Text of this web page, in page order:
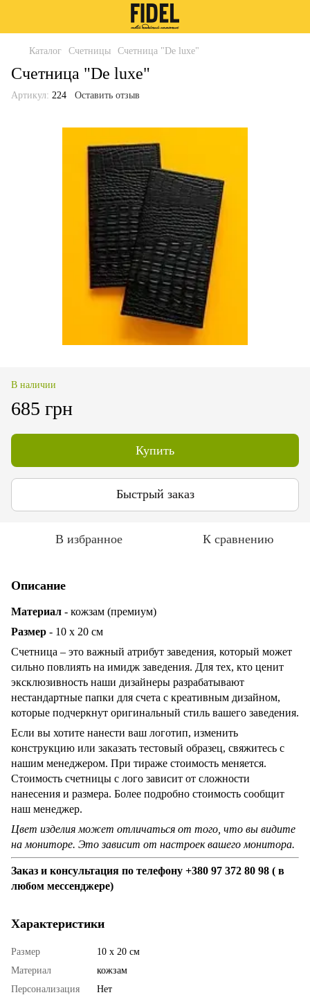
Каталог Счетницы Счетница "De luxe"
Счетница "De luxe"
Артикул: 224 Оставить отзыв
В наличии
685 грн
Купить
Быстрый заказ
В избранное К сравнению
Описание
Материал - кожзам (премиум)
Размер - 10 х 20 см
Счетница – это важный атрибут заведения, который может
сильно повлиять на имидж заведения. Для тех, кто ценит
эксклюзивность наши дизайнеры разрабатывают
нестандартные папки для счета с креативным дизайном,
которые подчеркнут оригинальный стиль вашего заведения.
Если вы хотите нанести ваш логотип, изменить
конструкцию или заказать тестовый образец, свяжитесь с
нашим менеджером. При тираже стоимость меняется.
Стоимость счетницы с лого зависит от сложности
нанесения и размера. Более подробно стоимость сообщит
наш менеджер.
Цвет изделия может отличаться от того, что вы видите
на мониторе. Это зависит от настроек вашего монитора.
Заказ и консультация по телефону +380 97 372 80 98 ( в
любом мессенджере)
Характеристики
Размер
10 х 20 см
Материал
кожзам
Персонализация
Нет